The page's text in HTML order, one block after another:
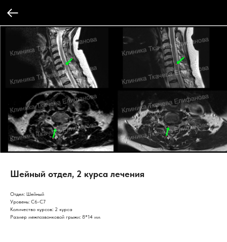
Шейный отдел, 2 курса лечения
Отдел: Шейный
Уровень: C6-C7
Количество курсов: 2 курса
Размер межпозвонковой грыжи: 8*14 мм